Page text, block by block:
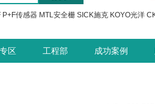
P+F传感器 MTL安全栅 SICK施克 KOYO光洋
区 工程部 成功案例